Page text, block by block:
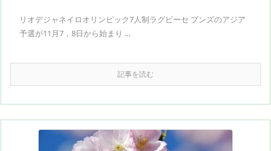
リオデジャネイロオリンピック7人制ラグビーセ ブンズのアジア
予選が11月7，8日から始まり ...
記事を読む